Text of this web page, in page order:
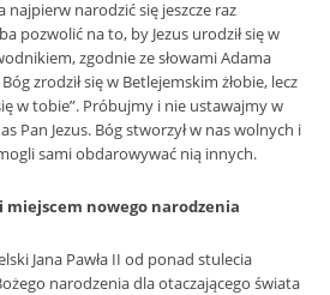
najpierw narodzić się jeszcze raz
pozwolić na to, by Jezus urodził się w
zgodnie ze słowami Adama
zrodził się w Betlejemskim żłobie, lecz
w tobie”. Próbujmy i nie ustawajmy w
Pan Jezus. Bóg stworzył w nas wolnych i
sami obdarowywać nią innych.
nowego narodzenia
Jana Pawła II od ponad stulecia
narodzenia dla otaczającego świata